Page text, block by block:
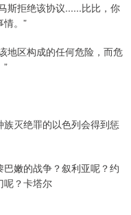
斯拒绝该协议......比比，你
。”
地区构成的任何危险，而危
”
灭绝罪的以色列会得到惩
嫩的战争？叙利亚呢？约
呢？卡塔尔